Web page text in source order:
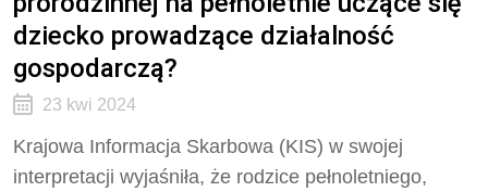
dziecko prowadzące działalność
gospodarczą?
23 kwi 2024
Krajowa Informacja Skarbowa (KIS) w swojej
interpretacji wyjaśniła, że rodzice pełnoletniego,